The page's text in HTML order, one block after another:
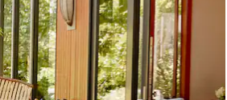
arriba y hacia abajo, o bien